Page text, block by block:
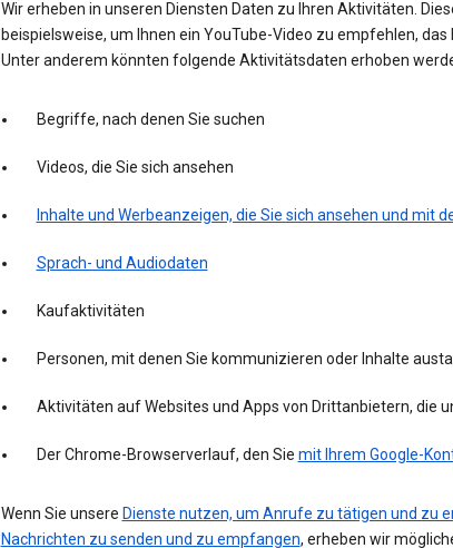
Wir erheben in unseren Diensten Daten zu Ihren Aktivitäten.
beispielsweise, um Ihnen ein YouTube-Video zu empfehlen,
Unter anderem könnten folgende Aktivitätsdaten erhoben
Begriffe, nach denen Sie suchen
Videos, die Sie sich ansehen
Inhalte und Werbeanzeigen, die Sie sich ansehen und mit
Sprach- und Audiodaten
Kaufaktivitäten
Personen, mit denen Sie kommunizieren oder Inhalte
Aktivitäten auf Websites und Apps von Drittanbietern, die
Der Chrome-Browserverlauf, den Sie mit Ihrem Google-
Wenn Sie unsere Dienste nutzen, um Anrufe zu tätigen und zu
Nachrichten zu senden und zu empfangen, erheben wir